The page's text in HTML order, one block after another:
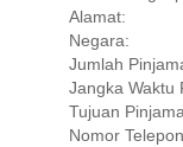
Alamat:
Negara:
Jumlah
Jangka Waktu
Tujuan
Nomor